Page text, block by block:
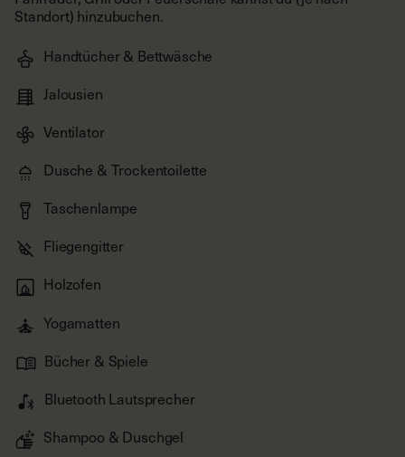
Handtücher & Bettwäsche
Jalousien
Ventilator
Dusche & Trockentoilette
Taschenlampe
Fliegengitter
Holzofen
Yogamatten
Bücher & Spiele
Bluetooth Lautsprecher
Shampoo & Duschgel
Herd & Kühlschrank